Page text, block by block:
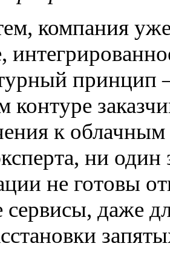
компания
принцип
контуре
к
ни один
не готовы
даже